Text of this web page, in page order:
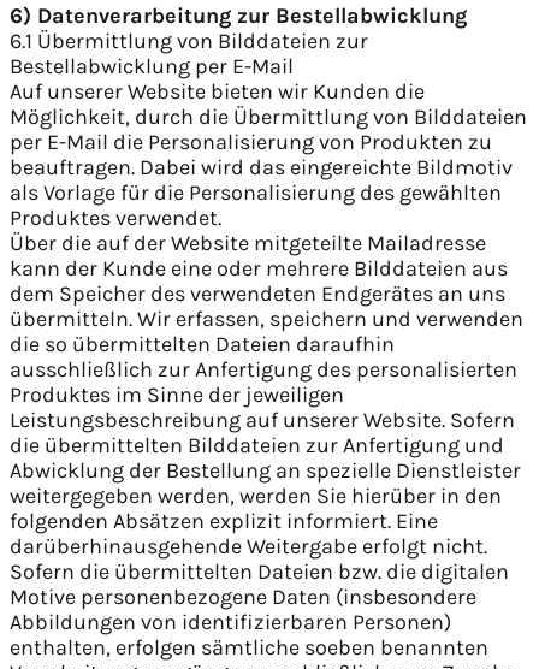
6) Datenverarbeitung zur Bestellabwicklung
6.1 Übermittlung von Bilddateien zur
Bestellabwicklung per E-Mail
Auf unserer Website bieten wir Kunden die
Möglichkeit, durch die Übermittlung von Bilddateien
per E-Mail die Personalisierung von Produkten zu
beauftragen. Dabei wird das eingereichte Bildmotiv
als Vorlage für die Personalisierung des gewählten
Produktes verwendet.
Über die auf der Website mitgeteilte Mailadresse
kann der Kunde eine oder mehrere Bilddateien aus
dem Speicher des verwendeten Endgerätes an uns
übermitteln. Wir erfassen, speichern und verwenden
die so übermittelten Dateien daraufhin
ausschließlich zur Anfertigung des personalisierten
Produktes im Sinne der jeweiligen
Leistungsbeschreibung auf unserer Website. Sofern
die übermittelten Bilddateien zur Anfertigung und
Abwicklung der Bestellung an spezielle Dienstleister
weitergegeben werden, werden Sie hierüber in den
folgenden Absätzen explizit informiert. Eine
darüberhinausgehende Weitergabe erfolgt nicht.
Sofern die übermittelten Dateien bzw. die digitalen
Motive personenbezogene Daten (insbesondere
Abbildungen von identifizierbaren Personen)
enthalten, erfolgen sämtliche soeben benannten